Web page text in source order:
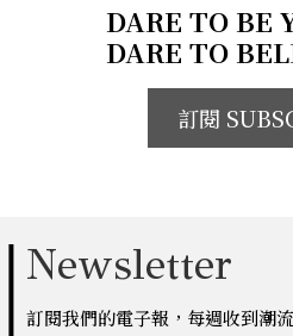
DARE TO BE
DARE TO
訂閱
Newsletter
訂閱我們的電子報，每週收到潮